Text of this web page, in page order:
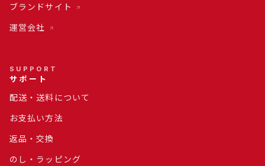
ブランドサイト
運営会社
SUPPORT
サポート
配送・送料について
お支払い方法
返品・交換
のし・ラッピング